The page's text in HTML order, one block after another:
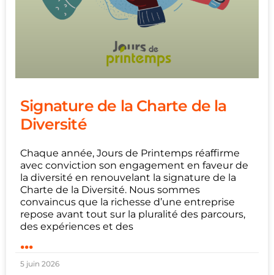
Signature de la Charte de la
Diversité
Chaque année, Jours de Printemps réaffirme
avec conviction son engagement en faveur de
la diversité en renouvelant la signature de la
Charte de la Diversité. Nous sommes
convaincus que la richesse d’une entreprise
repose avant tout sur la pluralité des parcours,
des expériences et des
...
5 juin 2026